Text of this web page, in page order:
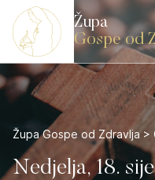
Župa
Gospe od
Župa Gospe od Zdravlja>
Nedjelja, 18.